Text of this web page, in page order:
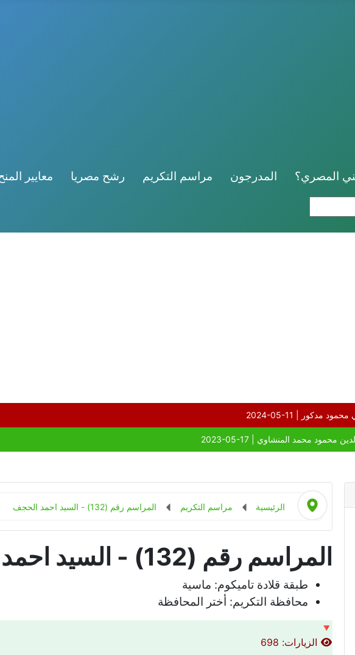
المصري؟ المدرجون مراسم التكريم رشح مصريا معايير
الرئيسية مراسم التكريم المراسم رقم (132) - السيد احمد الحجف
المراسم رقم (132) - السيد احمد الحجف
طبقة قلادة تاميكوم: ماسية
محافظة التكريم: أختر المحافظة
🔻
الزيارات: 698